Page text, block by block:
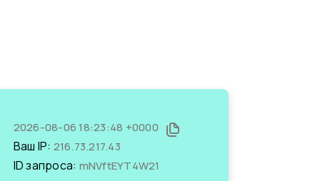
2026-08-06 18:23:48 +0000
Ваш IP: 216.73.217.43
ID запроса: mNVftEYT4W21